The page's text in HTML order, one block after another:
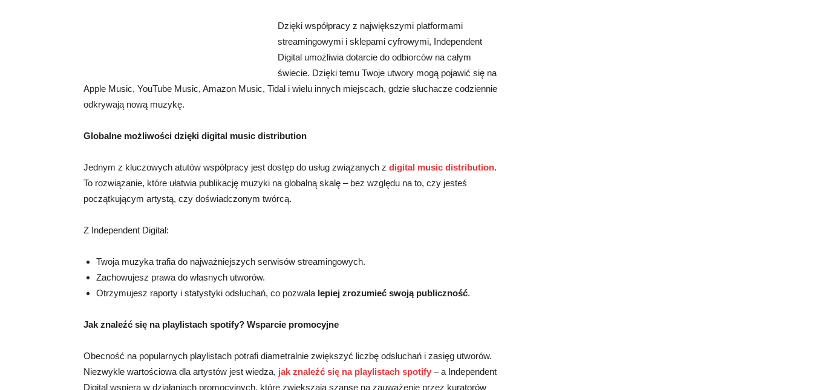
Dzięki współpracy z największymi platformami
streamingowymi i sklepami cyfrowymi, Independent
Digital umożliwia dotarcie do odbiorców na całym
świecie. Dzięki temu Twoje utwory mogą pojawić się na
Apple Music, YouTube Music, Amazon Music, Tidal i wielu innych miejscach, gdzie słuchacze codziennie
odkrywają nową muzykę.
Globalne możliwości dzięki digital music distribution
Jednym z kluczowych atutów współpracy jest dostęp do usług związanych z digital music distribution.
To rozwiązanie, które ułatwia publikację muzyki na globalną skalę – bez względu na to, czy jesteś
początkującym artystą, czy doświadczonym twórcą.
Z Independent Digital:
Twoja muzyka trafia do najważniejszych serwisów streamingowych.
Zachowujesz prawa do własnych utworów.
Otrzymujesz raporty i statystyki odsłuchań, co pozwala lepiej zrozumieć swoją publiczność.
Jak znaleźć się na playlistach spotify? Wsparcie promocyjne
Obecność na popularnych playlistach potrafi diametralnie zwiększyć liczbę odsłuchań i zasięg utworów.
Niezwykle wartościowa dla artystów jest wiedza, jak znaleźć się na playlistach spotify – a Independent
Digital wspiera w działaniach promocyjnych, które zwiększają szanse na zauważenie przez kuratorów